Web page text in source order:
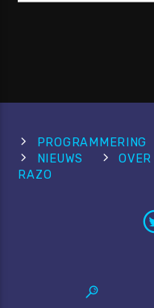
PROGRAMMERING
NIEUWS
RAZO